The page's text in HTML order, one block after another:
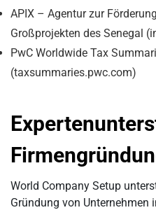
APIX – Agentur zur
Großprojekten des Senegal
PwC Worldwide Tax
(taxsummaries.pwc.com)
World Company Setup
Gründung von Unternehmen